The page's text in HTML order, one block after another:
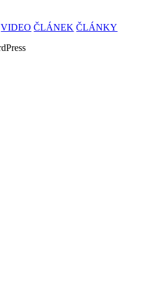
VIDEO ČLÁNEK ČLÁNKY